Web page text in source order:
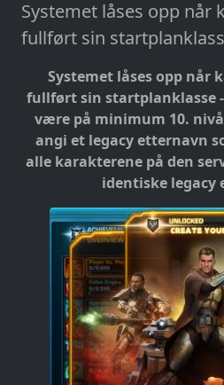
Systemet låses opp når
fullført sin
Systemet låses opp når
fullført sin startplanklasse
være på minimum 10.
angi et legacy etternavn
alle karakterene på den
identiske legacy